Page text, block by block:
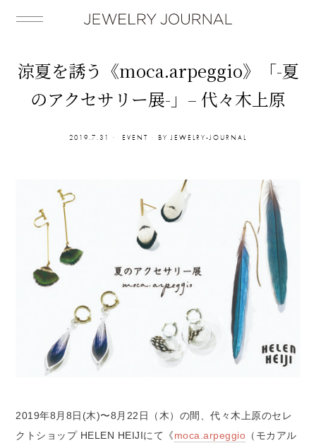
涼夏を誘う《moca.arpeggio》「-夏
のアクセサリー展-」– 代々木上原
2019.7.31 EVENT BY JEWELRY-JOURNAL
2019年8月8日(木)〜8月22日（木）の間、代々木上原のセレ
クトショップ HELEN HEIJIにて《moca.arpeggio （モカアル